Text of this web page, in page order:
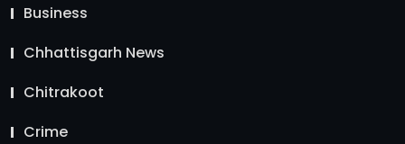
Business
Chhattisgarh News
Chitrakoot
Crime